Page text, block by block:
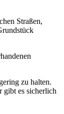
Straßen,
zu halten.
gibt es sicherlich